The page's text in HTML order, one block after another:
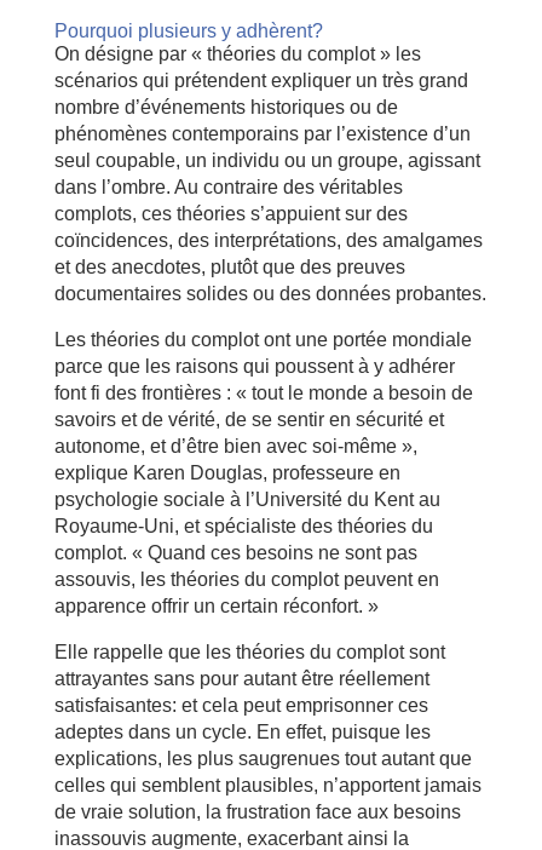
Pourquoi plusieurs y adhèrent?
On désigne par « théories du complot » les
scénarios qui prétendent expliquer un très grand
nombre d’événements historiques ou de
phénomènes contemporains par l’existence d’un
seul coupable, un individu ou un groupe, agissant
dans l’ombre. Au contraire des véritables
complots, ces théories s’appuient sur des
coïncidences, des interprétations, des amalgames
et des anecdotes, plutôt que des preuves
documentaires solides ou des données probantes.
Les théories du complot ont une portée mondiale
parce que les raisons qui poussent à y adhérer
font fi des frontières : « tout le monde a besoin de
savoirs et de vérité, de se sentir en sécurité et
autonome, et d’être bien avec soi-même »,
explique Karen Douglas, professeure en
psychologie sociale à l’Université du Kent au
Royaume-Uni, et spécialiste des théories du
complot. « Quand ces besoins ne sont pas
assouvis, les théories du complot peuvent en
apparence offrir un certain réconfort. »
Elle rappelle que les théories du complot sont
attrayantes sans pour autant être réellement
satisfaisantes: et cela peut emprisonner ces
adeptes dans un cycle. En effet, puisque les
explications, les plus saugrenues tout autant que
celles qui semblent plausibles, n’apportent jamais
de vraie solution, la frustration face aux besoins
inassouvis augmente, exacerbant ainsi la